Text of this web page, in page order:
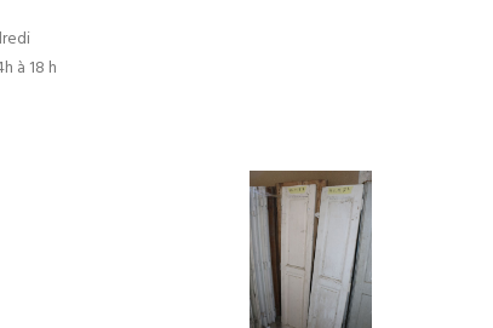
à 18 h